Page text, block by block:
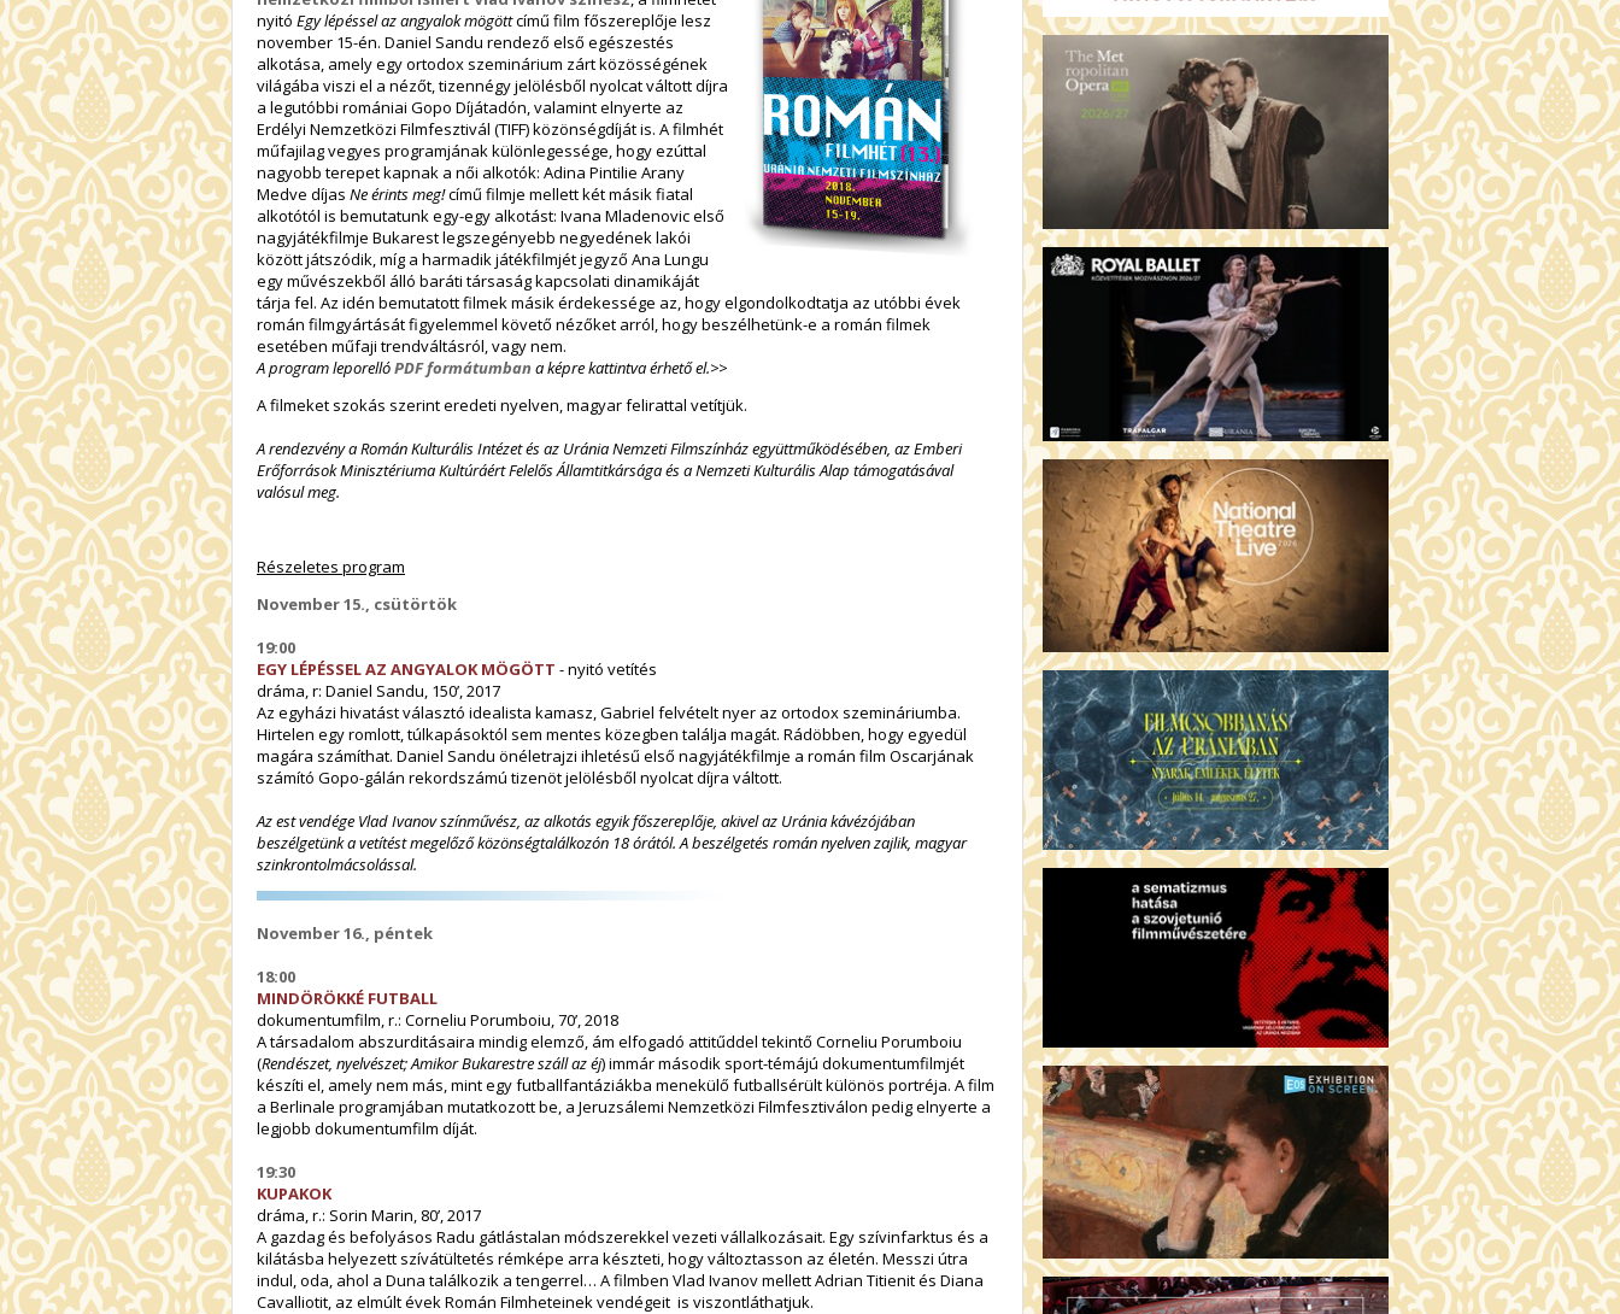
nyitó Egy lépéssel az angyalok mögöttcímű film főszereplője lesz
november 15-én. Daniel Sandu rendező első egészestés
alkotása, amely egy ortodox szeminárium zárt közösségének
világába viszi el a nézőt, tizennégy jelölésből nyolcat váltott díjra
a legutóbbi romániai Gopo Díjátadón, valamint elnyerte az
Erdélyi Nemzetközi Filmfesztivál (TIFF) közönségdíját is. A filmhét
műfajilag vegyes programjának különlegessége, hogy ezúttal
nagyobb terepet kapnak a női alkotók: Adina Pintilie Arany
Medve díjas Ne érints meg!című filmje mellett két másik fiatal
alkotótól is bemutatunk egy-egy alkotást: Ivana Mladenovic első
nagyjátékfilmje Bukarest legszegényebb negyedének lakói
között játszódik, míg a harmadik játékfilmjét jegyző Ana Lungu
egy művészekből álló baráti társaság kapcsolati dinamikáját
tárja fel. Az idén bemutatott filmek másik érdekessége az, hogy elgondolkodtatja az utóbbi évek
román filmgyártását figyelemmel követő nézőket arról, hogy beszélhetünk-e a román filmek
esetében műfaji trendváltásról, vagy nem.
A program leporellóPDF formátumban a képre kattintva érhető el.>>
A filmeket szokás szerint eredeti nyelven, magyar felirattal vetítjük.
A rendezvény a Román Kulturális Intézet és az Uránia Nemzeti Filmszínház együttműködésében, az Emberi
Erőforrások Minisztériuma Kultúráért Felelős Államtitkársága és a Nemzeti Kulturális Alap támogatásával
valósul meg.
Részeletes program
November 15., csütörtök
19:00
EGY LÉPÉSSEL AZ ANGYALOK MÖGÖTT - nyitó vetítés
dráma, r: Daniel Sandu, 150’, 2017
Az egyházi hivatást választó idealista kamasz, Gabriel felvételt nyer az ortodox szemináriumba.
Hirtelen egy romlott, túlkapásoktól sem mentes közegben találja magát. Rádöbben, hogy egyedül
magára számíthat. Daniel Sandu önéletrajzi ihletésű első nagyjátékfilmje a román film Oscarjának
számító Gopo-gálán rekordszámú tizenöt jelölésből nyolcat díjra váltott.
Az est vendége Vlad Ivanov színművész, az alkotás egyik főszereplője, akivel az Uránia kávézójában
beszélgetünk a vetítést megelőző közönségtalálkozón 18 órától. A beszélgetés román nyelven zajlik, magyar
szinkrontolmácsolással.
November 16., péntek
18:00
MINDÖRÖKKÉ FUTBALL
dokumentumfilm, r.: Corneliu Porumboiu, 70’, 2018
A társadalom abszurditásaira mindig elemző, ám elfogadó attitűddel tekintő Corneliu Porumboiu
(Rendészet, nyelvészet; Amikor Bukarestre száll az éj) immár második sport-témájú dokumentumfilmjét
készíti el, amely nem más, mint egy futballfantáziákba menekülő futballsérült különös portréja. A film
a Berlinale programjában mutatkozott be, a Jeruzsálemi Nemzetközi Filmfesztiválon pedig elnyerte a
legjobb dokumentumfilm díját.
19:30
KUPAKOK
dráma, r.: Sorin Marin, 80’, 2017
A gazdag és befolyásos Radu gátlástalan módszerekkel vezeti vállalkozásait. Egy szívinfarktus és a
kilátásba helyezett szívátültetés rémképe arra készteti, hogy változtasson az életén. Messzi útra
indul, oda, ahol a Duna találkozik a tengerrel… A filmben Vlad Ivanov mellett Adrian Titienit és Diana
Cavalliotit, az elmúlt évek Román Filmheteinek vendégeit is viszontláthatjuk.
JEGYVÁSÁRLÁS
19:00 Fábri terem
AZ ÖRDÖG PRADÁT VISEL 2. (12)
19:00 Csortos terem
ÁDÁM ALMÁI (16)
JEGYVÁSÁRLÁS
19:00 Törőcsik Mari terem
HOGYAN TUDNÉK ÉLNI
NÉLKÜLED? (12)
JEGYVÁSÁRLÁS
19:00 Díszterem
ODÜSSZEIA (16)